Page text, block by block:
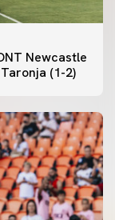
Newcastle
(1-2)